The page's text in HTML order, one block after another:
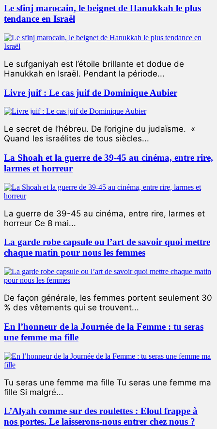
Le sfinj marocain, le beignet de Hanukkah le plus
tendance en Israël
Le sufganiyah est l’étoile brillante et dodue de
Hanukkah en Israël. Pendant la période...
Livre juif : Le cas juif de Dominique Aubier
Le secret de l’hébreu. De l’origine du judaïsme. «
Quand les israélites de tous siècles...
La Shoah et la guerre de 39-45 au cinéma, entre rire,
larmes et horreur
La guerre de 39-45 au cinéma, entre rire, larmes et
horreur Ce 8 mai...
La garde robe capsule ou l’art de savoir quoi mettre
chaque matin pour nous les femmes
De façon générale, les femmes portent seulement 30
% des vêtements qui se trouvent...
En l’honneur de la Journée de la Femme : tu seras
une femme ma fille
Tu seras une femme ma fille Tu seras une femme ma
fille Si malgré...
L’Alyah comme sur des roulettes : Eloul frappe à
nos portes. Le laisserons-nous entrer chez nous ?